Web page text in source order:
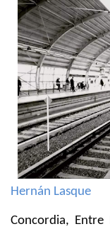
Hernán Lasque
Concordia,